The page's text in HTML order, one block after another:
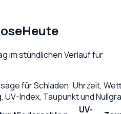
Heute
im stündlichen Verlauf für
fürSchladen: Uhrzeit,
UV-Index, Taupunkt und
UV-